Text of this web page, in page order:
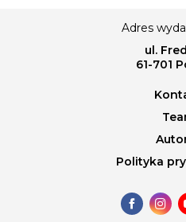
Adres
ul.
61-701
Polityka